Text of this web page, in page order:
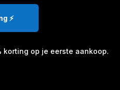
⚡️
korting op je eerste aankoop.